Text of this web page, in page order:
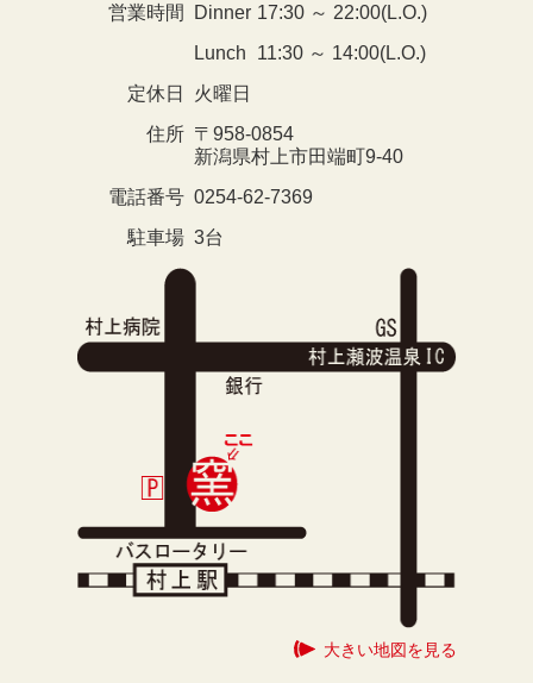
営業時間 Dinner 17:30 ～ 22:00(L.O.)
Lunch
11:30 ～ 14:00(L.O.)
定休日
火曜日
住所 〒958-0854
新潟県村上市田端町9-40
電話番号 0254-62-7369
駐車場 3台
大きい地図を見る